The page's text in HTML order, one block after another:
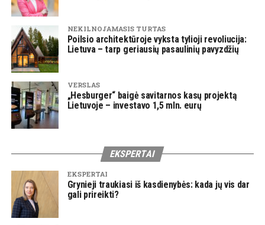
NEKILNOJAMASIS TURTAS
Poilsio architektūroje vyksta tylioji revoliucija:
Lietuva – tarp geriausių pasaulinių pavyzdžių
VERSLAS
„Hesburger“ baigė savitarnos kasų projektą
Lietuvoje – investavo 1,5 mln. eurų
EKSPERTAI
EKSPERTAI
Grynieji traukiasi iš kasdienybės: kada jų vis dar
gali prireikti?